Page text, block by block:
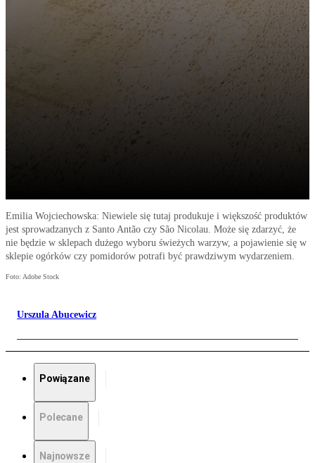
Emilia Wojciechowska: Niewiele się tutaj produkuje i większość produktów
jest sprowadzanych z Santo Antão czy São Nicolau. Może się zdarzyć, że
nie będzie w sklepach dużego wyboru świeżych warzyw, a pojawienie się w
sklepie ogórków czy pomidorów potrafi być prawdziwym wydarzeniem.
Foto: Adobe Stock
Urszula Abucewicz
Powiązane
Polecane
Najnowsze